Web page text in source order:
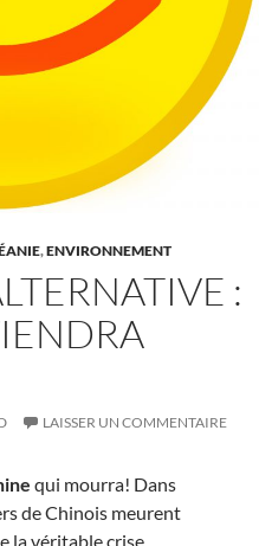
,ENVIRONNEMENT
:
LAISSER UN COMMENTAIRE
qui mourra! Dans
de Chinois meurent
la véritable crise